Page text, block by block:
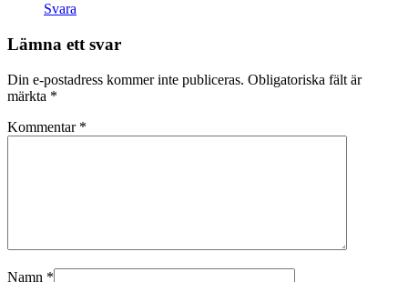
Svara
Lämna ett svar
Din e-postadress kommer inte publiceras. Obligatoriska fält är
märkta *
Kommentar *
Namn *